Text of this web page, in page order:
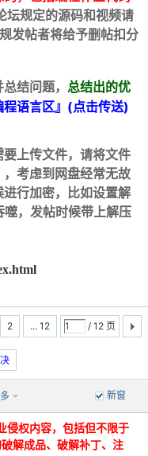
坛规定的源码和视频请
发帖者将给予删帖扣分
结问题， 总结出的优
程语言区』(点击传送)
上传文件，请将文件
，考虑到网盘经常无故
行加密，比如设置解
噬，发帖时候带上解压
2 ... 12 / 12 页
新窗
侵权内容，包括但不限于
解成品、破解补丁、注